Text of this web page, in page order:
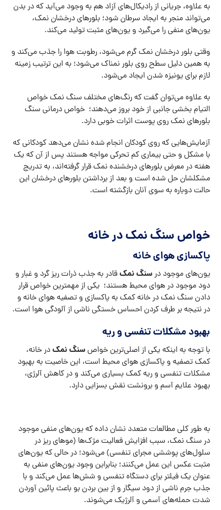
به علاوه، جریانی از رادیکال‌های آزاد هم به وجود می‌آید که در بدن
می‌تواند منجر به ایجاد سرطان شود؛ بلور‌های درخشان نمک،
یون‌های منفی را می‌گیرد و یون‌های مثبت تولید می‌کند.
وقتی بلور درخشان نمک گرم می‌شود، رطوبت هوا را جذب می‌کند و
به همین دلیل سطح روی بلور نمناک می‌شود؛ به این ترتیب زمینه
لازم برای یونیزه شدن ایجاد می‌شود.
به علاوه می‌توان گفت که رنگ‌های مختلف سنگ نمک خواص
التیام بخشی جانبی از خود بروز می‌دهند؛ خواص درمانی سنگ
بلور‌های نمک روی پوست اثرات خوبی دارد.
آزمایش‌هایی که روی کودکان انجام شده نشان می‌دهد کودکانی که
با مشکل و حتی بیماری کم تحرکی مواجه هستند پس از آن که یک
هفته در معرض بلور‌های درخشنده نمک قرار گرفته‌اند، به تدریج
مشکلشان حل شده است و بعد از برداشتن بلور‌های درخشان این
حالت دوباره به سوی آنان بازگشته است.
خواص سنگ نمک در خانه
پاکسازی هوای خانه
یون‌های موجود درسنگنمکقادر به جذب ذرات ریز گرد و غبار و
دود موجود در هوای محیط هستند؛ یکی از مهمترین خواص قرار
دادن سنگ نمک در خانه کمک به پاکسازی و تصفیه هوای خانه و
در نتیجه بر طرف کردن احساس خستگی ناشی از آلودگی هوا است.
بهبود مشکلات تنفسی و ریه
با توجه به اینکه یکی از اصلی‌ترین خواصسنگ نمکدر خانه،
کمک تصفیه و پاکسازی هوای محیط است، این خاصیت به بهبود
مشکلات تنفسی و ریه کمک بسیاری می‌کند و در کاهش آلرژی،
بهبود علایم آسم و برونشت نقش بسزایی دارد.
به طور کلی مطالعات متعدد نشان داده که یون‌های منفی موجود
در سنگ نمک، سبب افزایش فعالیت مژک‌ها (مو‌های ریز در
سلول‌های پوششی مجرای تنفسی) می‌شود؛ در حالی که یون‌های
مثبت عکس این عمل می‌کنند؛ بنابراین وجود یون‌های منفی به
عنوان یک فیلتر برای دستگاه تنفسی و شش‌ها عمل می‌کند و با
جذب جرم ناشی از دود سیگار و از بین بردن بو باعث پائین آوردن
شدت حمله‌های آسمی و آلرژیک می‌شوند.